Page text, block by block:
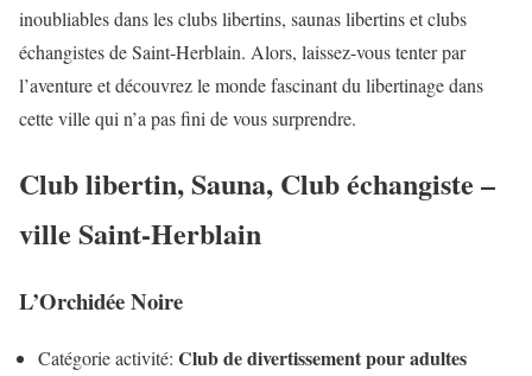
inoubliables dans les clubs libertins, saunas libertins et clubs
échangistes de Saint-Herblain. Alors, laissez-vous tenter par
l’aventure et découvrez le monde fascinant du libertinage dans
cette ville qui n’a pas fini de vous surprendre.
Club libertin, Sauna, Club échangiste –
ville Saint-Herblain
L’Orchidée Noire
Catégorie activité: Club de divertissement pour adultes